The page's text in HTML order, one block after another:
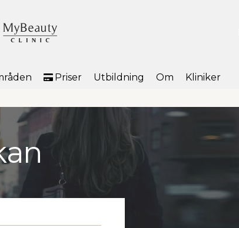
Priser Utbildning Om Kliniker